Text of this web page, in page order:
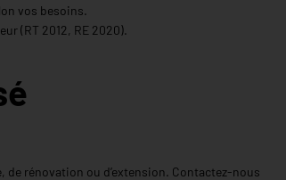
vos besoins.
(RT 2012, RE 2020).
rénovation ou d’extension. Contactez-nous